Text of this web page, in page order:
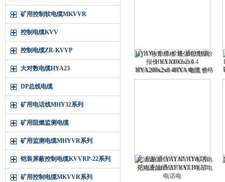
矿用控制软电缆MKVVR
控制电缆KVV
控制电缆ZR-KVVP
大对数电缆HYA23
DP总线电缆
矿用电话线MHY32系列
矿用阻燃监测电缆
矿用监测电缆MHYVR系列
铠装屏蔽控制电缆KVVRP-22系列
矿用控制电缆MKVVR系列
HYA 电缆 价格 通信电缆报价
HYA100x2x0.4
HYA200x2x0.4HYA 电缆 价格
通信电缆报价 HYA100x2x0.4
充油通信HYAT HYAT电话电
充油通信HYAT HYAT电话电